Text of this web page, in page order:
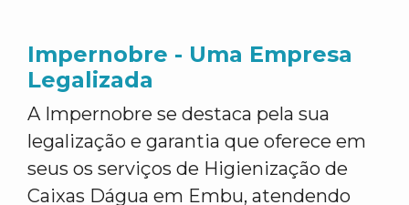
Impernobre - Uma Empresa
Legalizada
A Impernobre se destaca pela sua
legalização e garantia que oferece em
seus os serviços de Higienização de
Caixas Dágua em Embu, atendendo